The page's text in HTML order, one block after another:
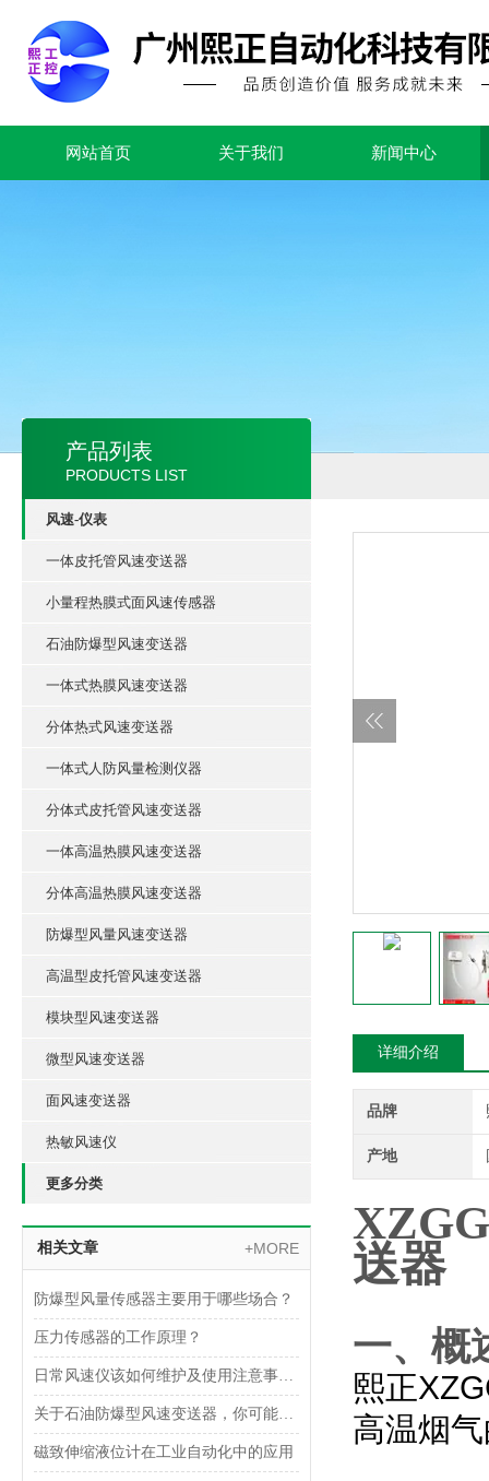
网站首页 关于我们 新闻中心
产品列表
PRODUCTS LIST
风速-仪表
一体皮托管风速变送器
小量程热膜式面风速传感器
石油防爆型风速变送器
一体式热膜风速变送器
分体热式风速变送器
一体式人防风量检测仪器
分体式皮托管风速变送器
一体高温热膜风速变送器
分体高温热膜风速变送器
防爆型风量风速变送器
高温型皮托管风速变送器
模块型风速变送器
微型风速变送器
面风速变送器
热敏风速仪
更多分类
相关文章 +MORE
防爆型风量传感器主要用于哪些场合？
压力传感器的工作原理？
日常风速仪该如何维护及使用注意事项是什么呢？
关于石油防爆型风速变送器，你可能想了解这些内容！
磁致伸缩液位计在工业自动化中的应用
详细介绍
品牌
产地
送器
一、概
熙正
高温烟